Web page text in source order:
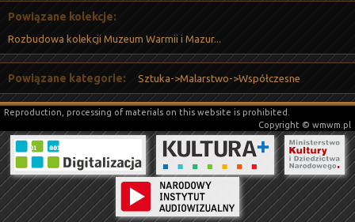
Powiązane kolekcje:
Rozbudowa kolekcji Muzeum Warmii i Mazur...
Powiązane kategorie: Sztuka->Malarstwo->Współczesne
Reproduction, processing of materials on this website is prohibited.
Copyright © wmwm.pl